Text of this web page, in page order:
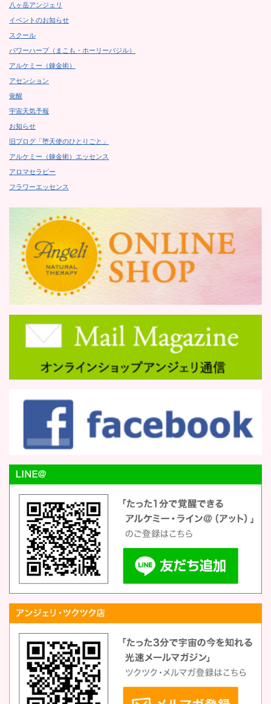
八ヶ岳アンジェリ
イベントのお知らせ
スクール
パワーハーブ（まこも・ホーリーバジル）
アルケミー（錬金術）
アセンション
覚醒
宇宙天気予報
お知らせ
旧ブログ「堕天使のひとりごと」
アルケミー（錬金術）エッセンス
アロマセラピー
フラワーエッセンス